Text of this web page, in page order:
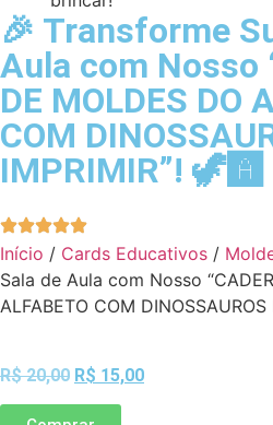
🎉 Transforme
Aula com Nosso
DE MOLDES DO
COM
IMPRIMIR”! 🦖🅰️
Início / Cards Educativos /
Sala de Aula com Nosso
ALFABETO COM
R$20,00 R$ 15,00